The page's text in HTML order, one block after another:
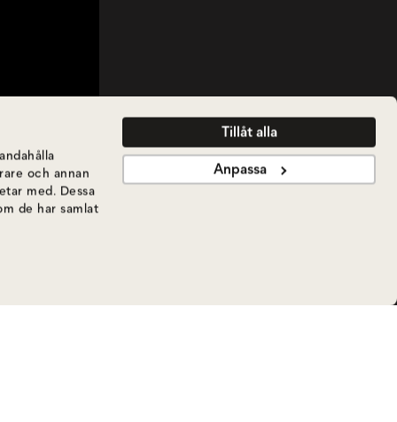
och annan
med. Dessa
de har samlat
Tillåt alla
Anpassa